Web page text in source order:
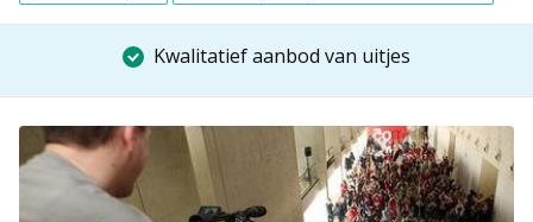
Kwalitatief aanbod van uitjes